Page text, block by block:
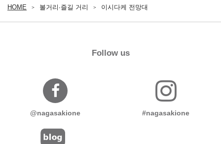
HOME 볼거리∙즐길 거리 이시다케 전망대
Follow us
@nagasakione #nagasakione